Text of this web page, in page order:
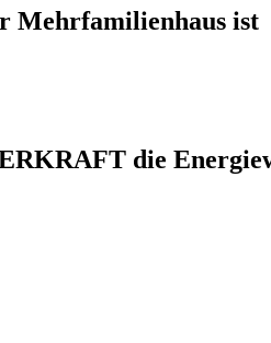
Mehrfamilienhaus ist
die